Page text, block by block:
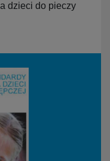
dzieci do pieczy